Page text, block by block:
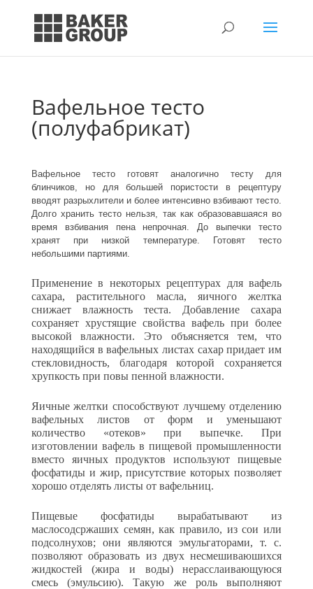
Вафельное тесто
(полуфабрикат)
Вафельное тесто готовят аналогично тесту для
блинчиков, но для большей пористости в рецептуру
вводят разрыхлители и более интенсивно взбивают тесто.
Долго хранить тесто нельзя, так как образовавшаяся во
время взбивания пена непрочная. До выпечки тесто
хранят при низкой температуре. Готовят тесто
небольшими партиями.
Применение в некоторых рецептурах для вафель
сахара, расти­тельного масла, яичного желтка
снижает влажность теста. Добавле­ние сахара
сохраняет хрустящие свойства вафель при более
высо­кой влажности. Это объясняется тем, что
находящийся в вафель­ных листах сахар придает им
стекловидность, благодаря которой сохраняется
хрупкость при повы пенной влажности.
Яичные желтки способствуют лучшему отделению
вафельных листов от форм и уменьшают
количество «отеков» при выпечке. При
изготовлении вафель в пищевой промышленности
вместо яич­ных продуктов используют пищевые
фосфатиды и жир, присут­ствие которых позволяет
хорошо отделять листы от вафельниц.
Пищевые фосфатиды вырабатывают из
маслосодсржаших семян, как правило, из сои или
подсолнухов; они являются эмульгатора­ми, т. с.
позволяют образовать из двух несмешиваюшихся
жидко­стей (жира и воды) нерасслаивающуюся
смесь (эмульсию). Такую же роль выполняют